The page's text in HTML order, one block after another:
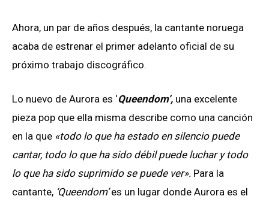
Ahora, un par de años después, la cantante noruega
acaba de estrenar el primer adelanto oficial de su
próximo trabajo discográfico.
Lo nuevo de Aurora es ‘Queendom’, una excelente
pieza pop que ella misma describe como una canción
en la que «todo lo que ha estado en silencio puede
cantar, todo lo que ha sido débil puede luchar y todo
lo que ha sido suprimido se puede ver». Para la
cantante, ‘Queendom’es un lugar donde Aurora es el